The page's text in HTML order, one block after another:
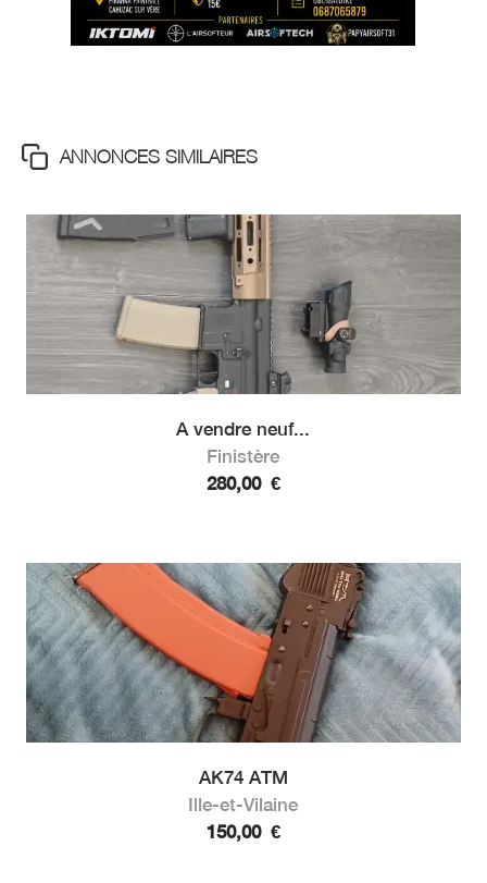
ANNONCES SIMILAIRES
A vendre neuf...
Finistère
280,00 €
AK74 ATM
Ille-et-Vilaine
150,00 €